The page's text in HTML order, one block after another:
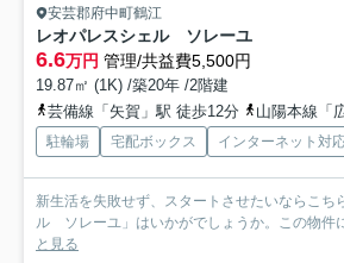
安芸郡府中町鶴江
レオパレスシェル ソレーユ
6.6万円 管理/共益費5,500円
19.87㎡ (1K) /築20年 /2階建
芸備線「矢賀」駅 徒歩12分
山陽本線「広島」駅
駐輪場 宅配ボックス インターネット対
新生活を失敗せず、スタートさせたいならこち
ル ソレーユ」はいかがでしょうか。この物件
と見る